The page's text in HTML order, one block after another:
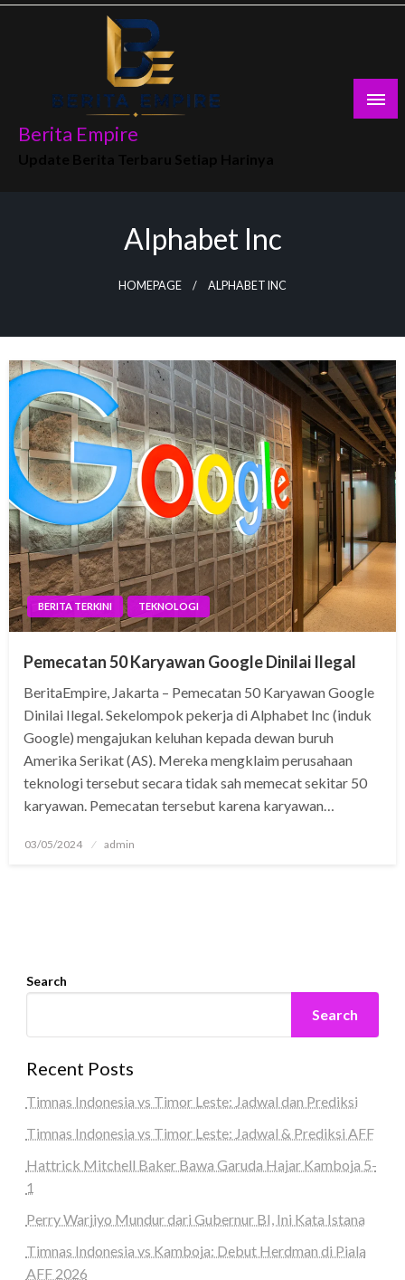
Skip
Berita Empire
Alphabet Inc
HOMEPAGE ALPHABET INC
BERITA TERKINI TEKNOLOGI
Pemecatan 50 Karyawan Google Dinilai Ilegal
BeritaEmpire, Jakarta – Pemecatan 50 Karyawan Google
Dinilai Ilegal. Sekelompok pekerja di Alphabet Inc (induk
Google) mengajukan keluhan kepada dewan buruh
Amerika Serikat (AS). Mereka mengklaim perusahaan
teknologi tersebut secara tidak sah memecat sekitar 50
karyawan. Pemecatan tersebut karena karyawan…
Posted
03/05/2024 admin
Search
Search
Recent Posts
Timnas Indonesia vs Timor Leste: Jadwal dan Prediksi
Timnas Indonesia vs Timor Leste: Jadwal & Prediksi AFF
Hattrick Mitchell Baker Bawa Garuda Hajar Kamboja 5-
1
Perry Warjiyo Mundur dari Gubernur BI, Ini Kata Istana
Timnas Indonesia vs Kamboja: Debut Herdman di Piala
AFF 2026